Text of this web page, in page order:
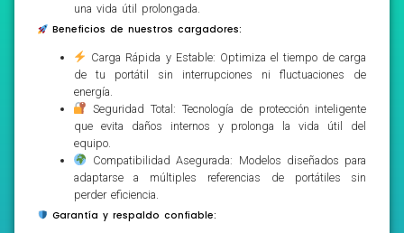
una vida útil prolongada.
Beneficios de nuestros cargadores:
Carga Rápida y Estable: Optimiza el tiempo de carga
de tu portátil sin interrupciones ni fluctuaciones de
energía.
Seguridad Total: Tecnología de protección inteligente
que evita daños internos y prolonga la vida útil del
equipo.
Compatibilidad Asegurada: Modelos diseñados para
adaptarse a múltiples referencias de portátiles sin
perder eficiencia.
Garantía y respaldo confiable: